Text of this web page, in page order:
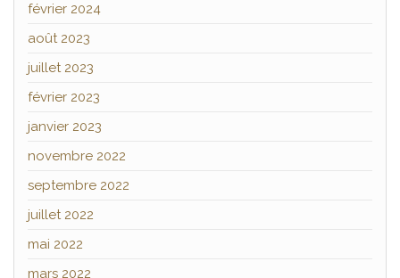
février 2024
août 2023
juillet 2023
février 2023
janvier 2023
novembre 2022
septembre 2022
juillet 2022
mai 2022
mars 2022